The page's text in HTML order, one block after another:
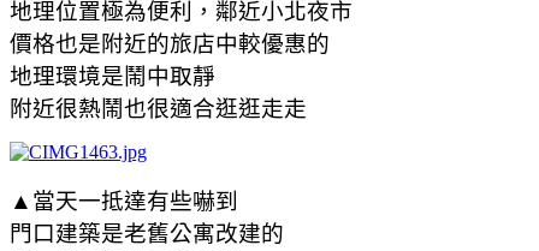
地理位置極為便利，鄰近小北夜市
價格也是附近的旅店中較優惠的
地理環境是鬧中取靜
附近很熱鬧也很適合逛逛走走
▲ 當天一抵達有些嚇到
門口建築是老舊公寓改建的